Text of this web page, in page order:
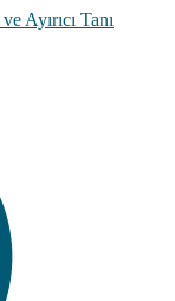
Ayırıcı Tanı